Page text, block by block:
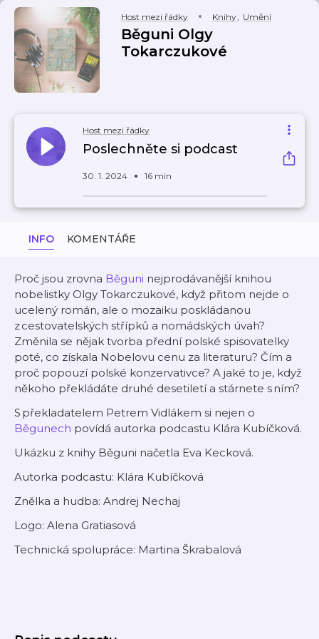
Host mezi řádky Knihy, Umění
Běguni Olgy
Tokarczukové
Host mezi řádky
Poslechněte si podcast
30. 1. 2024 16 min
INFO KOMENTÁŘE
Proč jsou zrovna Běguni nejprodávanější knihou
nobelistky Olgy Tokarczukové, když přitom nejde o
ucelený román, ale o mozaiku poskládanou
z cestovatelských střípků a nomádských úvah?
Změnila se nějak tvorba přední polské spisovatelky
poté, co získala Nobelovu cenu za literaturu? Čím a
proč popouzí polské konzervativce? A jaké to je, když
někoho překládáte druhé desetiletí a stárnete s ním?
S překladatelem Petrem Vidlákem si nejen o
Běgunech povídá autorka podcastu Klára Kubíčková.
Ukázku z knihy Běguni načetla Eva Kecková.
Autorka podcastu: Klára Kubíčková
Znělka a hudba: Andrej Nechaj
Logo: Alena Gratiasová
Technická spolupráce: Martina Škrabalová